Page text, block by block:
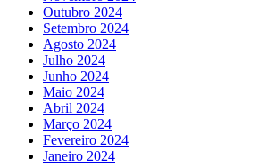
Outubro 2024
Setembro 2024
Agosto 2024
Julho 2024
Junho 2024
Maio 2024
Abril 2024
Março 2024
Fevereiro 2024
Janeiro 2024